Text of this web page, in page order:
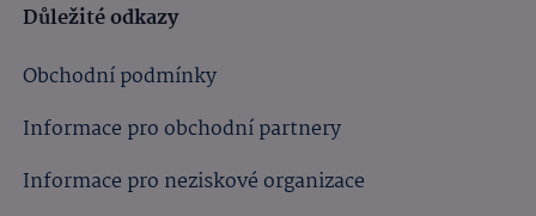
Důležité odkazy
Obchodní podmínky
Informace pro obchodní partnery
Informace pro neziskové organizace